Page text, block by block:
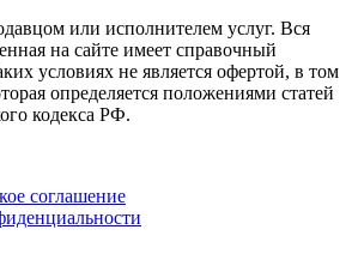
или исполнителем услуг. Вся
на сайте имеет справочный
условиях не является офертой, в том
определяется положениями статей
кодекса РФ.
соглашение